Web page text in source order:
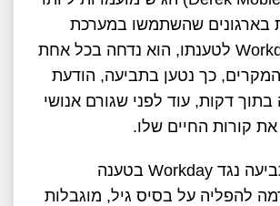
בארגונים שהשתמשו במערכת
לטענתו, הוא נדחה בכל אחת
כך נטען בתביעה, הודעת
בתוך דקות, עוד לפני שגורם אנושי
קורות החיים שלו.
נגד Workday בטענה
להפליה על בסיס גיל, מוגבלות